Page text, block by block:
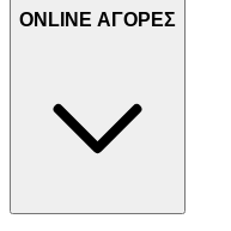
ONLINE ΑΓΟΡΕΣ